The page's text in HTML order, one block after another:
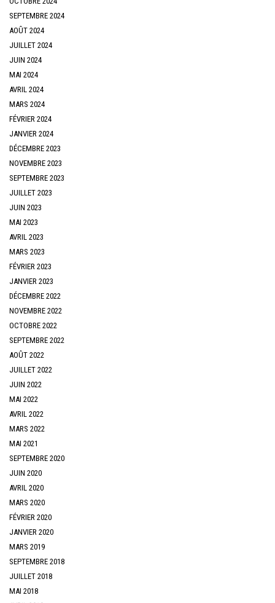
SEPTEMBRE 2024
AOÛT 2024
JUILLET 2024
JUIN 2024
MAI 2024
AVRIL 2024
MARS 2024
FÉVRIER 2024
JANVIER 2024
DÉCEMBRE 2023
NOVEMBRE 2023
SEPTEMBRE 2023
JUILLET 2023
JUIN 2023
MAI 2023
AVRIL 2023
MARS 2023
FÉVRIER 2023
JANVIER 2023
DÉCEMBRE 2022
NOVEMBRE 2022
OCTOBRE 2022
SEPTEMBRE 2022
AOÛT 2022
JUILLET 2022
JUIN 2022
MAI 2022
AVRIL 2022
MARS 2022
MAI 2021
SEPTEMBRE 2020
JUIN 2020
AVRIL 2020
MARS 2020
FÉVRIER 2020
JANVIER 2020
MARS 2019
SEPTEMBRE 2018
JUILLET 2018
MAI 2018